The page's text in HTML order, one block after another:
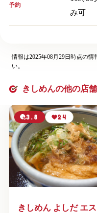
予約
み可
情報は2025年08月29日時点の
い。
きしめんの他の店
3.8 24
きしめん よしだ エ